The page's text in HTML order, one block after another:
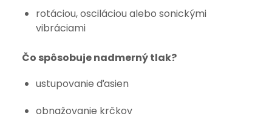
rotáciou, osciláciou alebo sonickými
vibráciami
Čo spôsobuje nadmerný tlak?
ustupovanie ďasien
obnažovanie krčkov